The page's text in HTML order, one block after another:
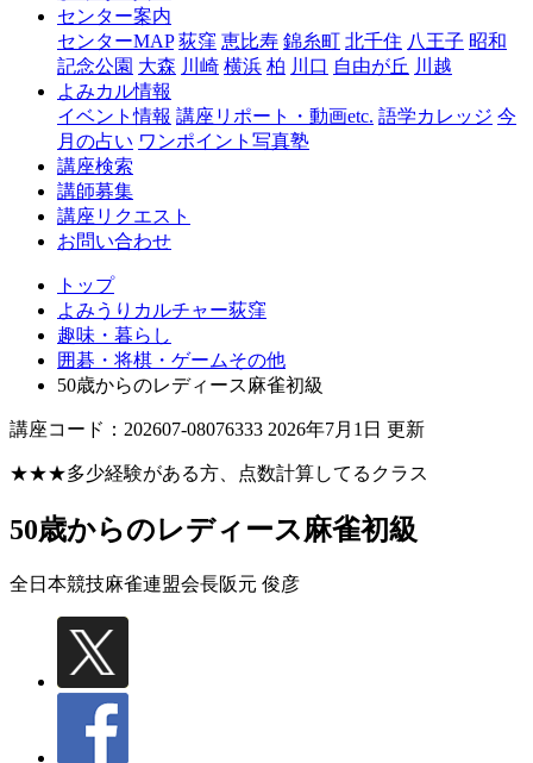
窪
センター案内
センターMAP 荻窪 恵比寿 錦糸町 北千住 八王子 昭和
記念公園 大森 川崎 横浜 柏 川口 自由が丘 川越
よみカル情報
イベント情報 講座リポート・動画etc. 語学カレッジ 今
月の占い ワンポイント写真塾
講座検索
講師募集
講座リクエスト
お問い合わせ
トップ
よみうりカルチャー荻窪
趣味・暮らし
囲碁・将棋・ゲームその他
50歳からのレディース麻雀初級
講座コード：202607-08076333 2026年7月1日 更新
★★★多少経験がある方、点数計算してるクラス
50歳からのレディース麻雀初級
全日本競技麻雀連盟会長阪元 俊彦